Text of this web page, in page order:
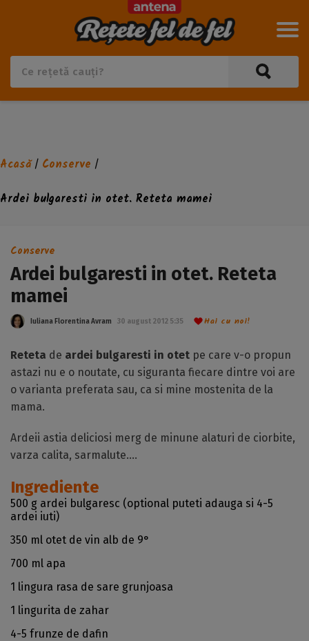
Acasă/ Conserve /
Ardei bulgaresti in otet. Reteta mamei
Conserve
Ardei bulgaresti in otet. Reteta
mamei
Iuliana Florentina Avram 30 august 2012 5:35 Hai cu noi!
Reteta de ardei bulgaresti in otet pe care v-o propun
astazi nu e o noutate, cu siguranta fiecare dintre voi are
o varianta preferata sau, ca si mine mostenita de la
mama.
Ardeii astia deliciosi merg de minune alaturi de ciorbite,
varza calita, sarmalute….
Ingrediente
500 g ardei bulgaresc (optional puteti adauga si 4-5
ardei iuti)
350 ml otet de vin alb de 9°
700 ml apa
1 lingura rasa de sare grunjoasa
1 lingurita de zahar
4-5 frunze de dafin